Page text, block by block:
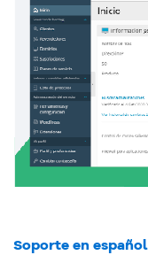
Soporte en español